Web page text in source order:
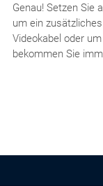
Genau! Setzen Sie
um ein
Videokabel oder
bekommen Sie